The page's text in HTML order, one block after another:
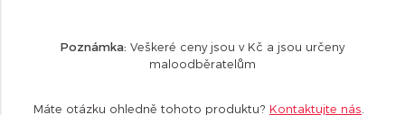
Poznámka: Veškeré ceny jsou v Kč a jsou určeny
maloodběratelům
Máte otázku ohledně tohoto produktu? Kontaktujte nás